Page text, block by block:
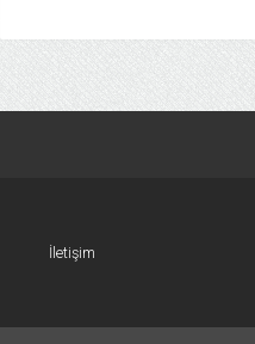
İletişim